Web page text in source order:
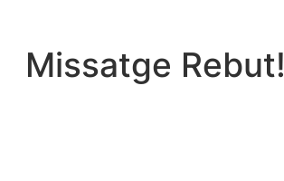
contingut
Missatge Rebut!